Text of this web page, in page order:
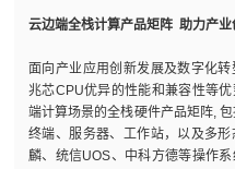
云边端全栈计算产品矩阵 助力产
面向产业应用创新发展及数字化
兆芯CPU优异的性能和兼容性等
端计算场景的全栈硬件产品矩阵,
终端、服务器、工作站，以及多
麟、统信UOS、中科方德等操作